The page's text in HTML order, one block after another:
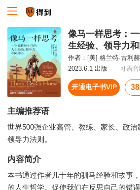
像马一样思考：
生经验、领导力
作者： [美] 格兰特·古利赫
2023.6.1 出版
可语
开通电子书VIP
主编推荐语
世界500强企业高管、教练、家长、政
领导力法则。
内容简介
本书通过作者几十年的驯马经验和故事
的人生哲学。促使我们在反思自己的错